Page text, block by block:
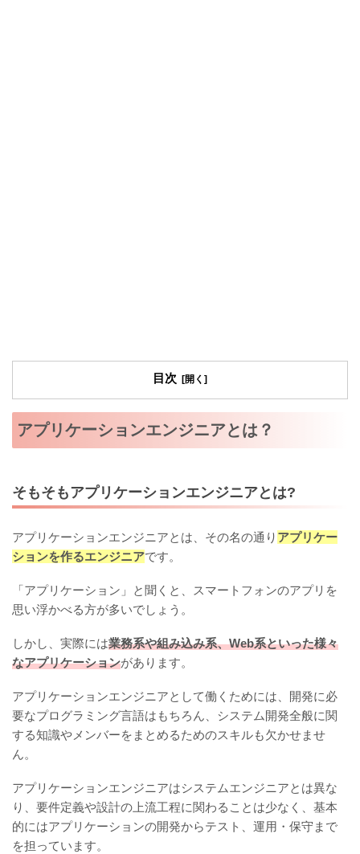
目次
アプリケーションエンジニアとは？
そもそもアプリケーションエンジニアとは?
アプリケーションエンジニアとは、その名の通り アプリケー
ションを作るエンジニアです。
「アプリケーション」と聞くと、スマートフォンのアプリを
思い浮かべる方が多いでしょう。
しかし、実際には業務系や組み込み系、Web系といった様々
なアプリケーションがあります。
アプリケーションエンジニアとして働くためには、開発に必
要なプログラミング言語はもちろん、システム開発全般に関
する知識やメンバーをまとめるためのスキルも欠かせませ
ん。
アプリケーションエンジニアはシステムエンジニアとは異な
り、要件定義や設計の上流工程に関わることは少なく、基本
的にはアプリケーションの開発からテスト、運用・保守まで
を担っています。